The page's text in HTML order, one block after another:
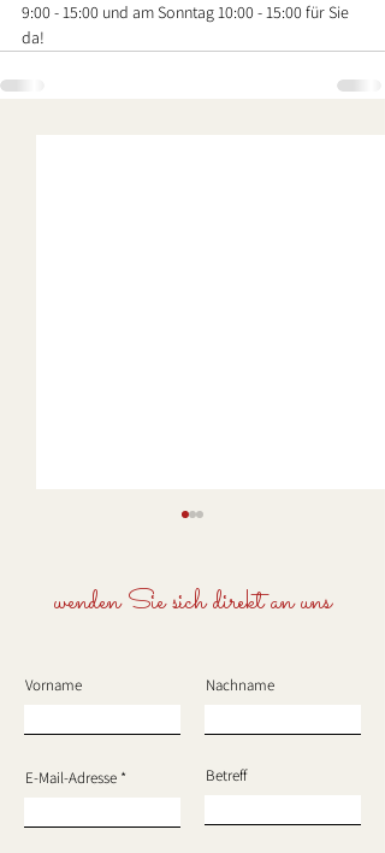
9:00 - 15:00 und am Sonntag 10:00 - 15:00 für Sie
da!
und sind Ostern 2025
wieder für Euch da!
wenden Sie sich direkt an uns
Vorname Nachname
E-Mail-Adresse Betreff